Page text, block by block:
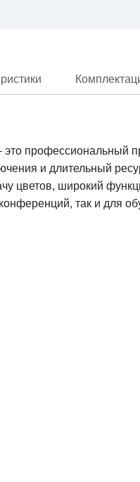
профессиональный
и длительный
цветов, широкий
так и для